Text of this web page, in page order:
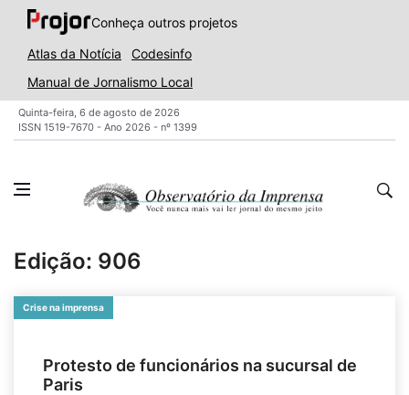
Conheça outros projetos
Atlas da Notícia
Codesinfo
Manual de Jornalismo Local
Quinta-feira, 6 de agosto de 2026
ISSN 1519-7670 - Ano 2026 - nº 1399
Edição: 906
Crise na imprensa
Protesto de funcionários na sucursal de
Paris